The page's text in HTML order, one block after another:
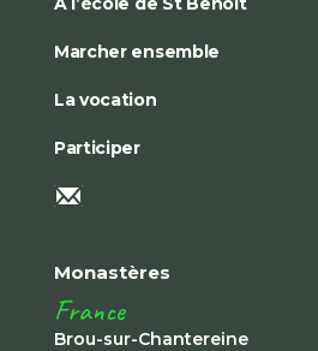
Marcher ensemble
La vocation
Participer
Monastères
France
Brou-sur-Chantereine